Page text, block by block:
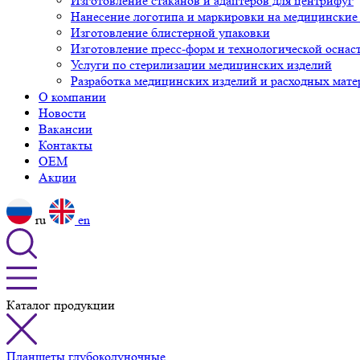
Нанесение логотипа и маркировки на медицинские
Изготовление блистерной упаковки
Изготовление пресс-форм и технологической
Услуги по стерилизации медицинских изделий
Разработка медицинских изделий и расходных
О компании
Новости
Вакансии
Контакты
OEM
Акции
ru en
Каталог продукции
Планшеты глубоколуночные